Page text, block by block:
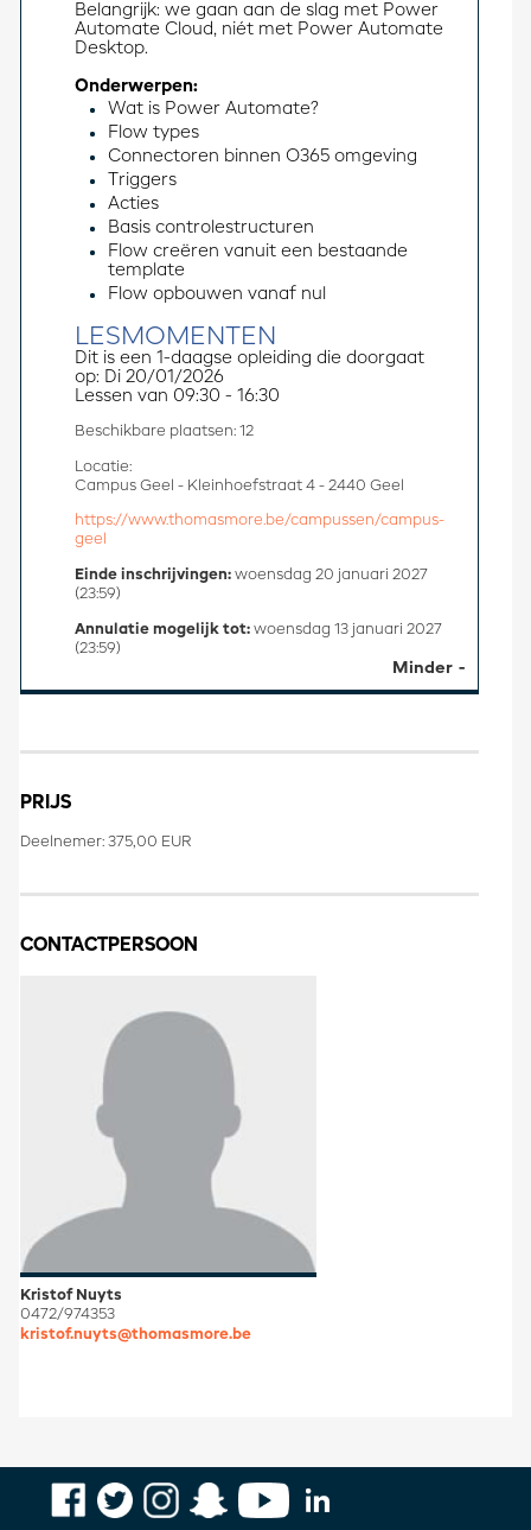
Minder
Belangrijk: we gaan aan de slag met Power
Automate Cloud, niét met Power Automate
Desktop.
Onderwerpen:
Wat is Power Automate?
Flow types
Connectoren binnen O365 omgeving
Triggers
Acties
Basis controlestructuren
Flow creëren vanuit een bestaande
template
Flow opbouwen vanaf nul
LESMOMENTEN
Dit is een 1-daagse opleiding die doorgaat
op: Di 20/01/2026
Lessen van 09:30 - 16:30
Beschikbare plaatsen: 12
Locatie:
Campus Geel - Kleinhoefstraat 4 - 2440 Geel
https://www.thomasmore.be/campussen/campus-
geel
Einde inschrijvingen: woensdag 20 januari 2027
(23:59)
Annulatie mogelijk tot: woensdag 13 januari 2027
(23:59)
PRIJS
Deelnemer: 375,00 EUR
CONTACTPERSOON
Kristof Nuyts
0472/974353
kristof.nuyts@thomasmore.be